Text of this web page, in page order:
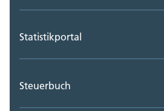
Statistikportal
Steuerbuch